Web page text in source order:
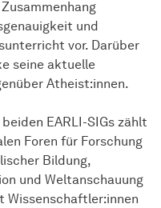
und
vor. Darüber
seine aktuelle
Atheist:innen.
EARLI-SIGs zählt
Foren für Forschung
Bildung,
und Weltanschauung
Wissenschaftler:innen